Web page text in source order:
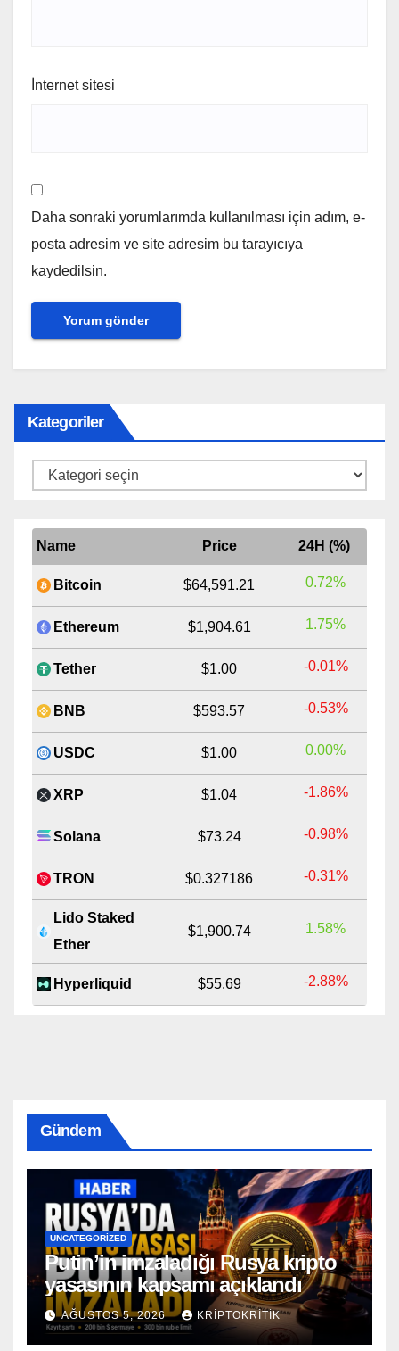
İnternet sitesi
Daha sonraki yorumlarımda kullanılması için adım, e-
posta adresim ve site adresim bu tarayıcıya
kaydedilsin.
Kategoriler
Kategoriler
Name Price 24H (%)
Bitcoin $64,591.21 0.72%
Ethereum $1,904.61 1.75%
Tether $1.00 -0.01%
BNB $593.57 -0.53%
USDC $1.00 0.00%
XRP $1.04 -1.86%
Solana $73.24 -0.98%
TRON $0.327186 -0.31%
Lido Staked
Ether
$1,900.74 1.58%
Hyperliquid $55.69 -2.88%
Gündem
UNCATEGORIZED
Putin’in imzaladığı Rusya kripto
yasasının kapsamı açıklandı
AĞUSTOS 5, 2026 KRIPTOKRITIK